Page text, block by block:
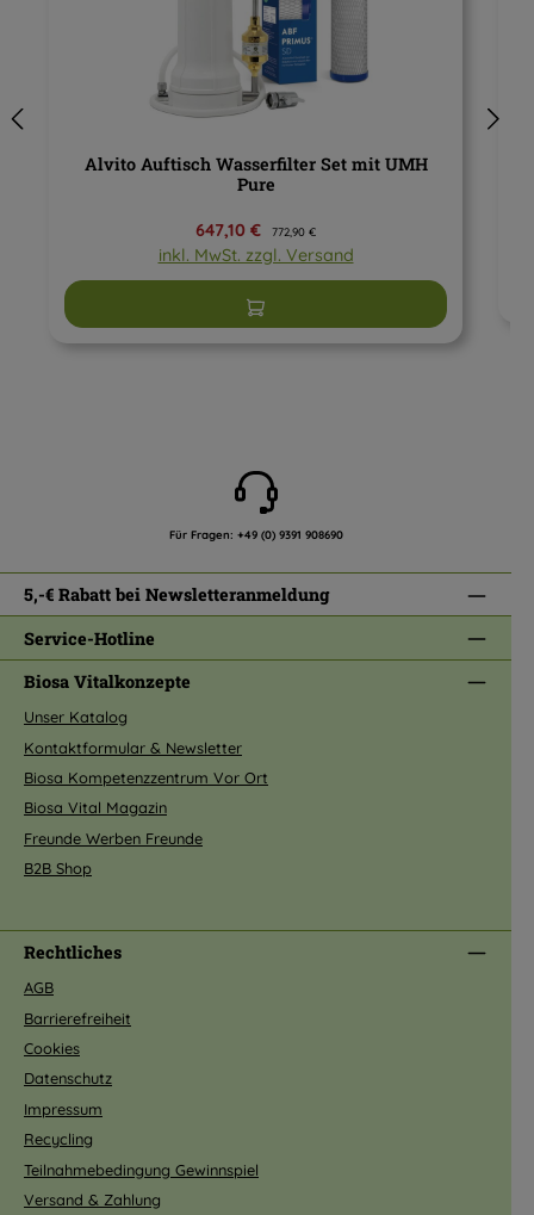
Alvito Auftisch Wasserfilter Set mit UMH
Pure
Verkaufspreis:
647,10 € Regulärer Preis:
772,90 €
inkl. MwSt. zzgl. Versand
In den Warenkorb
Für Fragen: +49 (0) 9391 908690
5,-€ Rabatt bei Newsletteranmeldung
Service-Hotline
Biosa Vitalkonzepte
Unser Katalog
Kontaktformular & Newsletter
Biosa Kompetenzzentrum Vor Ort
Biosa Vital Magazin
Freunde Werben Freunde
B2B Shop
Rechtliches
AGB
Barrierefreiheit
Cookies
Datenschutz
Impressum
Recycling
Teilnahmebedingung Gewinnspiel
Versand & Zahlung